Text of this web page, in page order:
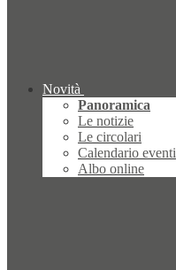
Novità
Panoramica
Le notizie
Le circolari
Calendario eventi
Albo online